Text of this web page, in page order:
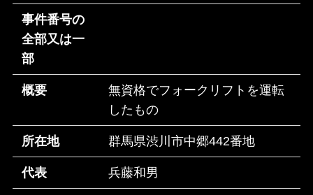
事件番号の
全部又は一
部
概要
無資格でフォークリフトを運転
したもの
所在地 群馬県渋川市中郷442番地
代表 兵藤和男